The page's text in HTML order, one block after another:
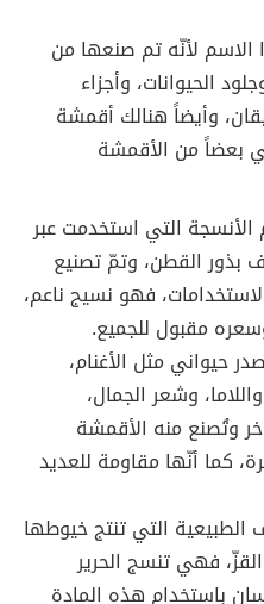
لأنّه تم صنعها من
الحيوانات، وأجزاء
وأيضاً هنالك أقمشة
بعضاً من الأقمشة
الأنسجة التي استخدمت عبر
بذور القطن، وتمّ تصنيع
فهو نسيج ناعم،
مقبول للجميع.
حيواني مثل الأغنام،
وشعر الجمال،
وتُصنع منه الأقمشة
كما أنّها مقاومة للعديد
الطبيعية التي تنتج خيوطها
فهي تنسج الحرير
باستخدام هذه المادة